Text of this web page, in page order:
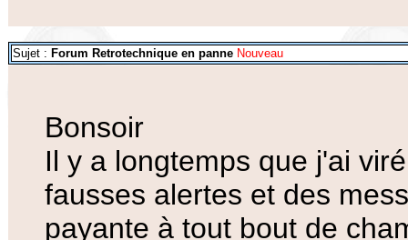
Sujet : Forum Retrotechnique en panne Nouveau
Bonsoir
Il y a longtemps que j'ai
fausses alertes et des
payante à tout bout de